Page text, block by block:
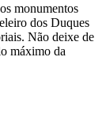
monumentos
dos Duques
Não deixe de
máximo da